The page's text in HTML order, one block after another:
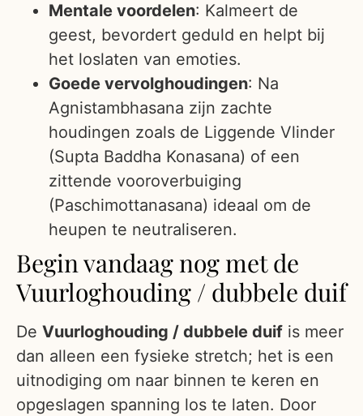
Mentale voordelen: Kalmeert de
geest, bevordert geduld en helpt bij
het loslaten van emoties.
Goede vervolghoudingen: Na
Agnistambhasana zijn zachte
houdingen zoals de Liggende Vlinder
(Supta Baddha Konasana) of een
zittende vooroverbuiging
(Paschimottanasana) ideaal om de
heupen te neutraliseren.
Begin vandaag nog met de
Vuurloghouding / dubbele duif
De Vuurloghouding / dubbele duif is meer
dan alleen een fysieke stretch; het is een
uitnodiging om naar binnen te keren en
opgeslagen spanning los te laten. Door